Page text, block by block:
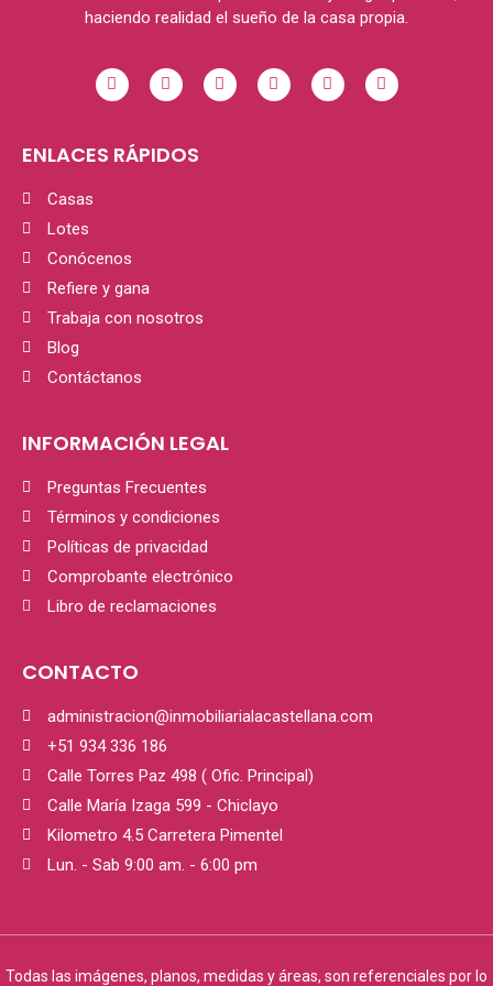
haciendo realidad el sueño de la casa propia.
ENLACES RÁPIDOS
Casas
Lotes
Conócenos
Refiere y gana
Trabaja con nosotros
Blog
Contáctanos
INFORMACIÓN LEGAL
Preguntas Frecuentes
Términos y condiciones
Políticas de privacidad
Comprobante electrónico
Libro de reclamaciones
CONTACTO
administracion@inmobiliarialacastellana.com
+51 934 336 186
Calle Torres Paz 498 ( Ofic. Principal)
Calle María Izaga 599 - Chiclayo
Kilometro 4.5 Carretera Pimentel
Lun. - Sab 9:00 am. - 6:00 pm
Todas las imágenes, planos, medidas y áreas, son referenciales por lo